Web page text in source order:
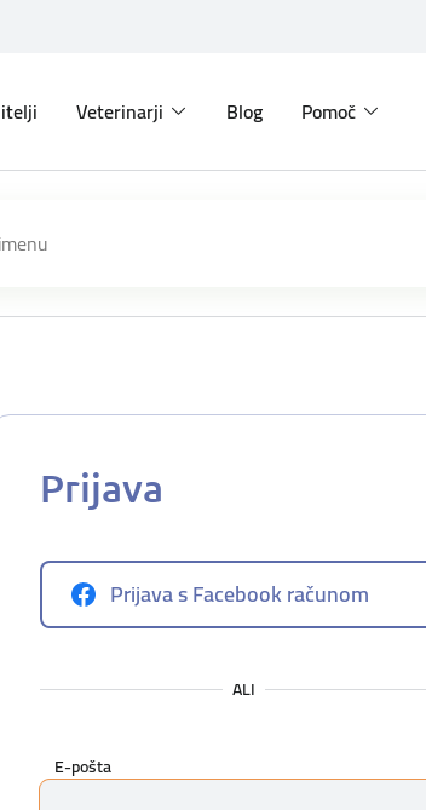
Veterinarji Blog Pomoč
Prijava
Prijava s Facebook računom
ALI
E-pošta